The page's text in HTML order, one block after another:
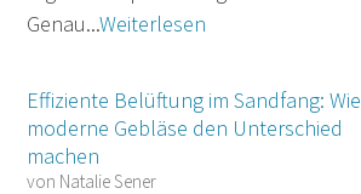
Genau...Weiterlesen
Effiziente Belüftung im Sandfang: Wie
moderne Gebläse den Unterschied
machen
von Natalie Sener